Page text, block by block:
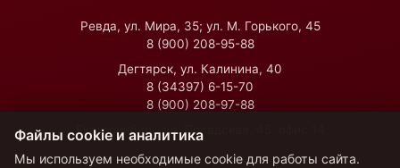
Ревда, ул. Мира, 35; ул. М. Горького, 45
8 (900) 208-95-88
Дегтярск, ул. Калинина, 40
8 (34397) 6-15-70
8 (900) 208-97-88
Екатеринбург, ул. Посадская, 45, офис 14
Файлы cookie и аналитика
Мы используем необходимые cookie для работы сайта.